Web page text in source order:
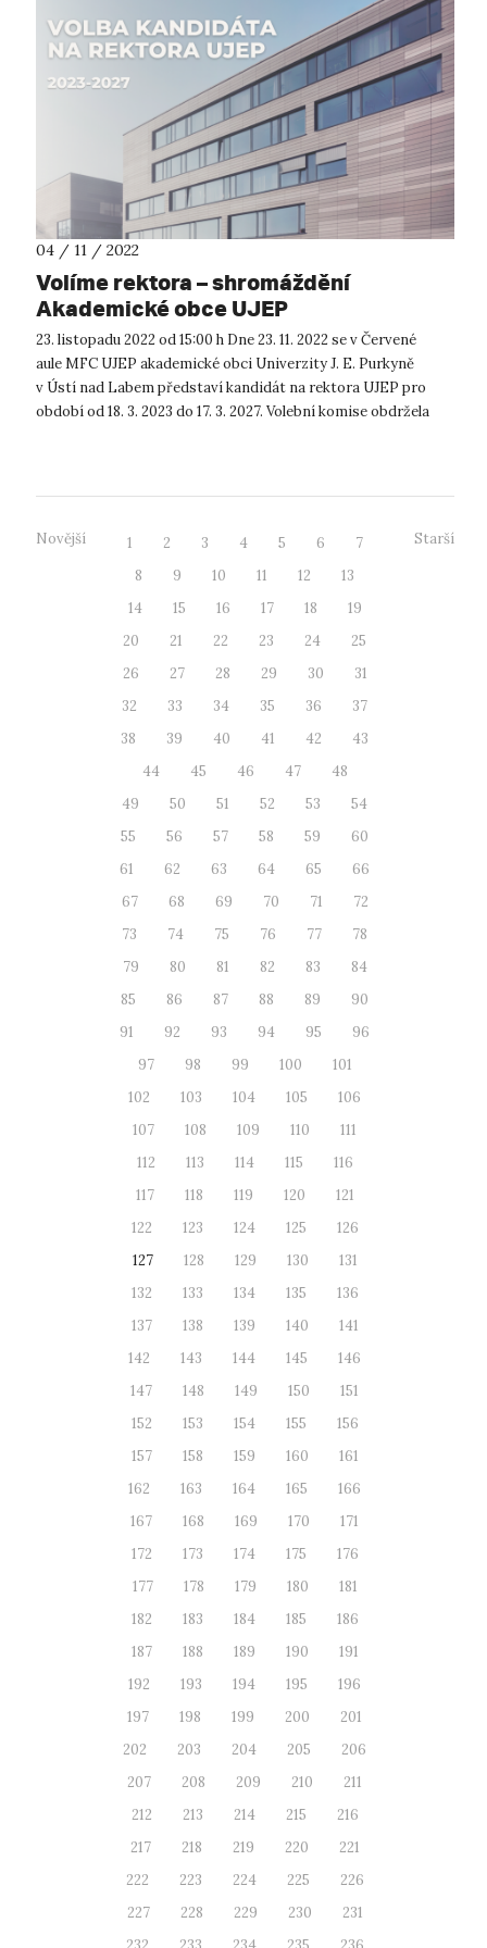
04 / 11 / 2022
Volíme rektora – shromáždění
Akademické obce UJEP
23. listopadu 2022 od 15:00 h Dne 23. 11. 2022 se v Červené
aule MFC UJEP akademické obci Univerzity J. E. Purkyně
v Ústí nad Labem představí kandidát na rektora UJEP pro
období od 18. 3. 2023 do 17. 3. 2027. Volební komise obdržela
Novější 1 2 3 4 5 6
7
8
9 10 11 12
13
14
15 16 17 18
19
20
21 22 23 24
25
26
27 28 29 30
31
32
33 34 35 36
37
38
39 40 41 42
43
44
45 46 47
48
49
50 51 52 53
54
55
56 57 58 59
60
61
62 63 64 65
66
67
68 69 70 71
72
73
74 75 76 77
78
79
80 81 82 83
84
85
86 87 88 89
90
91
92 93 94 95
96
97
98 99 100
101
102
103 104 105
106
107
108 109 110
111
112
113 114 115
116
117
118 119 120
121
122
123 124 125
126
127
128 129 130
131
132
133 134 135
136
137
138 139 140
141
142
143 144 145
146
147
148 149 150
151
152
153 154 155
156
157
158 159 160
161
162
163 164 165
166
167
168 169 170
171
172
173 174 175
176
177
178 179 180
181
182
183 184 185
186
187
188 189 190
191
192
193 194 195
196
197
198 199 200
201
202
203 204 205
206
207
208 209 210
211
212
213 214 215
216
217
218 219 220
221
222
223 224 225
226
227
228 229 230
231
Starší